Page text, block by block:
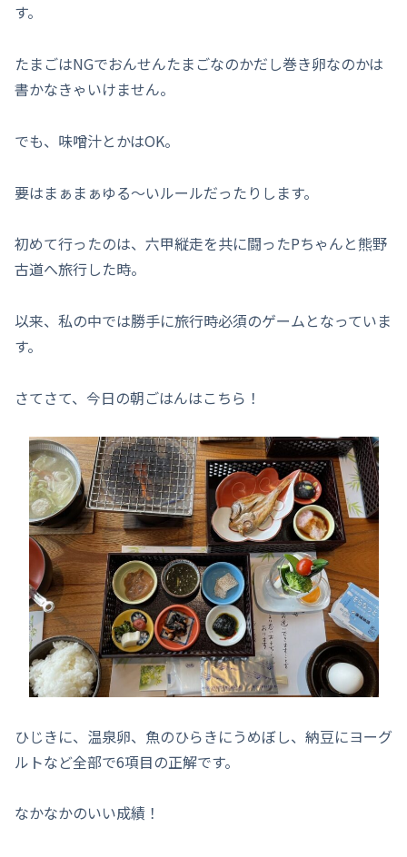
す。
たまごはNGでおんせんたまごなのかだし巻き卵なのかは
書かなきゃいけません。
でも、味噌汁とかはOK。
要はまぁまぁゆる～いルールだったりします。
初めて行ったのは、六甲縦走を共に闘ったPちゃんと熊野
古道へ旅行した時。
以来、私の中では勝手に旅行時必須のゲームとなっていま
す。
さてさて、今日の朝ごはんはこちら！
ひじきに、温泉卵、魚のひらきにうめぼし、納豆にヨーグ
ルトなど全部で6項目の正解です。
なかなかのいい成績！